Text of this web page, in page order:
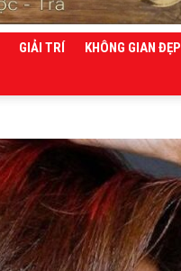
GIẢI TRÍ KHÔNG GIAN ĐẸP